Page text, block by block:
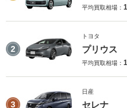
平均買取相場：
2
トヨタ
プリウス
平均買取相場：
3
日産
セレナ